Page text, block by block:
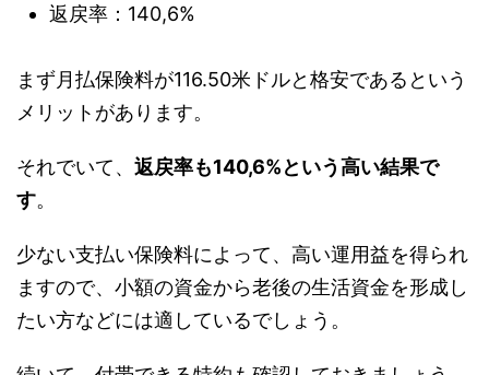
返戻率：140,6%
まず月払保険料が116.50米ドルと格安であるという
メリットがあります。
それでいて、 返戻率も140,6%という高い結果で
す。
少ない支払い保険料によって、高い運用益を得られ
ますので、小額の資金から老後の生活資金を形成し
たい方などには適しているでしょう。